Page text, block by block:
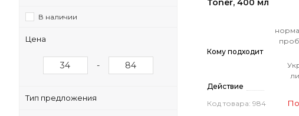
В наличии
Цена
-
Тип предложения
Toner, 400 мл
Кому подходит
Действие
Код товара: 984